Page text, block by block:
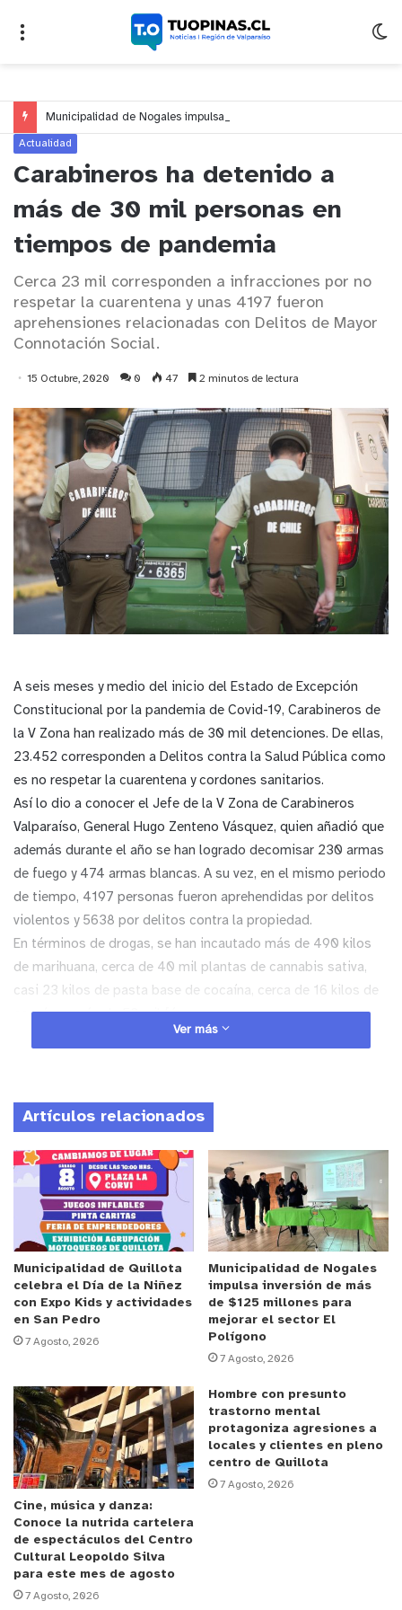
Actualidad
Carabineros ha detenido a
más de 30 mil personas en
tiempos de pandemia
Cerca 23 mil corresponden a infracciones por no
respetar la cuarentena y unas 4197 fueron
aprehensiones relacionadas con Delitos de Mayor
Connotación Social.
15 Octubre, 2020 0 47 2 minutos de lectura
A seis meses y medio del inicio del Estado de Excepción
Constitucional por la pandemia de Covid-19, Carabineros de
la V Zona han realizado más de 30 mil detenciones. De ellas,
23.452 corresponden a Delitos contra la Salud Pública como
es no respetar la cuarentena y cordones sanitarios.
Así lo dio a conocer el Jefe de la V Zona de Carabineros
Valparaíso, General Hugo Zenteno Vásquez, quien añadió que
además durante el año se han logrado decomisar 230 armas
de fuego y 474 armas blancas. A su vez, en el mismo periodo
de tiempo, 4197 personas fueron aprehendidas por delitos
violentos y 5638 por delitos contra la propiedad.
En términos de drogas, se han incautado más de 490 kilos
de marihuana, cerca de 40 mil plantas de cannabis sativa,
casi 23 kilos de pasta base de cocaína, cerca de 16 kilos de
cocaína y más de 53 mil fármacos.
“Los Carabineros han estado desplegados en todas las
muy conscientes de realizar una labor ardua para revertir lo
que es la pandemia”, señaló el General Zenteno, quien
aprovechó la instancia para reconocer el trabajo de los
funcionarios, comentando que ellos “han entregado gran
parte de su conocimiento y profesionalismo para aportar en
lo que fue la cuarentena”.
SEGUIMOS EN PANDEMIA
Desde el 26 de marzo, Carabineros detuvo a más de 23 mil
personas por no respetar la cuarentena y cordones
sanitarios, concentrándose principalmente en Viña del Mar
con 10401 casos, y Valparaíso con 5877 aprehendidos.
Además, se han detenido a 1989 “porfiados” que en dos o
más oportunidades desestimaron las medidas dispuestas
por la autoridad para evitar los contagios, habiendo incluso
personas que han incumplidos las normas hasta 13 veces,
concentrándose principalmente las cifras entre 1 a 5
reiteraciones.
En razón de ello, el alto oficial llamó a la comunidad a seguir
cumpliendo con las medidas sanitarias. “Esto tiene que ser
con la ayuda de todas las personas que componen esta
región. Sería muy lamentable retroceder a cuarentena, por lo
que es importante cumplir en forma responsable todas las
Ver más
Artículos relacionados
Municipalidad de Quillota
celebra el Día de la Niñez
con Expo Kids y actividades
en San Pedro
7 Agosto, 2026
Municipalidad de Nogales
impulsa inversión de más
de $125 millones para
mejorar el sector El
Polígono
7 Agosto, 2026
Cine, música y danza:
Conoce la nutrida cartelera
de espectáculos del Centro
Cultural Leopoldo Silva
para este mes de agosto
7 Agosto, 2026
Hombre con presunto
trastorno mental
protagoniza agresiones a
locales y clientes en pleno
centro de Quillota
7 Agosto, 2026